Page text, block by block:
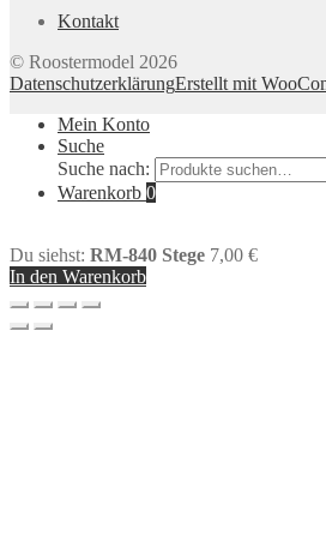
Kontakt
© Roostermodel 2026
DatenschutzerklärungErstellt mit
Mein Konto
Suche
Suche nach:
Warenkorb 0
Du siehst: RM-840 Stege 7,00 €
In den Warenkorb